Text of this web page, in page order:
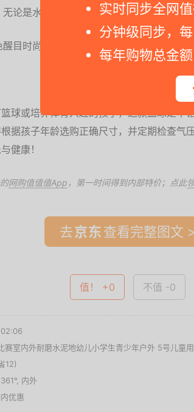
实时同步全网
分钟级同步，
每年购物总金
论是水泥、木地板还是草坪，表现出色。
目时尚，易引起孩子注意。
球或培养体育兴趣的孩子，这款篮球是不
据孩子年龄选购正确尺寸，并定期检查气
健康！
网购值值值App ，第一时间得到内部特价；点此
去 查看完整图文
值！ +0 不值 -0
赛室内外耐磨水泥地幼儿小学生青少年户外 5号儿童
12)
361°, 内外
优惠